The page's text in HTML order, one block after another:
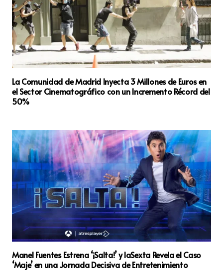
La Comunidad de Madrid Inyecta 3 Millones de Euros en
el Sector Cinematográfico con un Incremento Récord del
50%
Manel Fuentes Estrena ‘¡Salta!’ y laSexta Revela el Caso
‘Maje’ en una Jornada Decisiva de Entretenimiento